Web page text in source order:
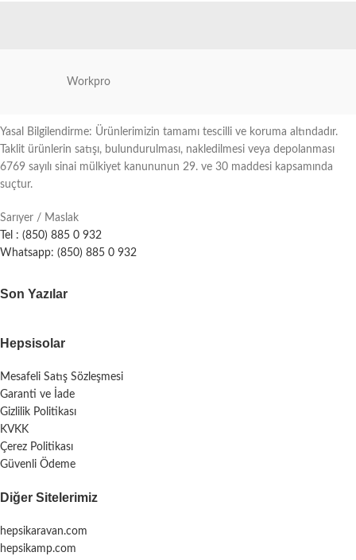
Workpro
Yasal Bilgilendirme: Ürünlerimizin tamamı tescilli ve koruma altındadır.
Taklit ürünlerin satışı, bulundurulması, nakledilmesi veya depolanması
6769 sayılı sinai mülkiyet kanununun 29. ve 30 maddesi kapsamında
suçtur.
Sarıyer / Maslak
Tel : (850) 885 0 932
Whatsapp: (850) 885 0 932
Son Yazılar
Hepsisolar
Mesafeli Satış Sözleşmesi
Garanti ve İade
Gizlilik Politikası
KVKK
Çerez Politikası
Güvenli Ödeme
Diğer Sitelerimiz
hepsikaravan.com
hepsikamp.com